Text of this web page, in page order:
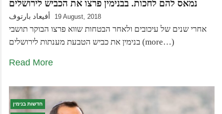
נמאס להם לחכות. בבנימין פרצו את הכביש לירושלים
أفيعاد بارتوف 19 August, 2018
אחרי שנים של עיכובים ולאחר הבטחות שווא פרצו הבוקר תושבי
בנימין את כביש הטבעת מענתות לירושלים (more…)
Read More
חדשות בנימין